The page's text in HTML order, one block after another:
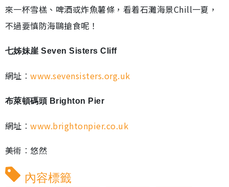
來一杯雪榚、啤酒或炸魚薯條，看着石灘海景Chill一夏，
不過要慎防海鷗搶食呢！
七姊妹崖 Seven Sisters Cliff
網址︰www.sevensisters.org.uk
布萊頓碼頭 Brighton Pier
網址︰www.brightonpier.co.uk
美術︰悠然
內容標籤